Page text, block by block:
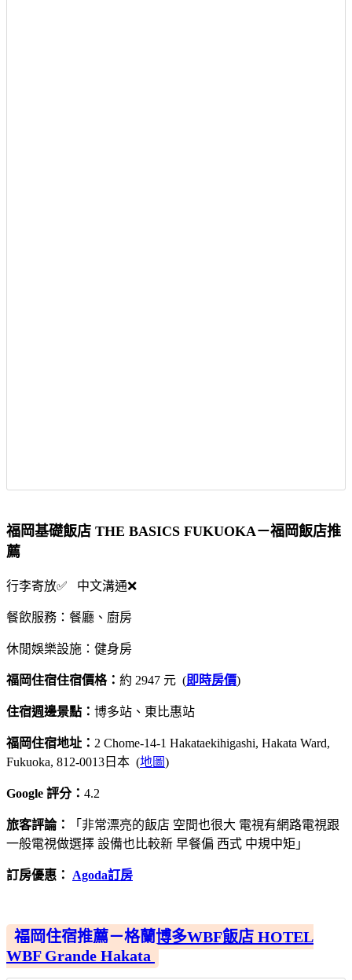
福岡基礎飯店 THE BASICS FUKUOKA－福岡飯店推
薦
行李寄放✅ 中文溝通❌
餐飲服務：餐廳、廚房
休閒娛樂設施：健身房
福岡住宿住宿價格： 約 2947 元 (即時房價)
住宿週邊景點： 博多站、東比惠站
福岡住宿地址： 2 Chome-14-1 Hakataekihigashi, Hakata Ward,
Fukuoka, 812-0013日本 (地圖)
Google 評分： 4.2
旅客評論：
「非常漂亮的飯店 空間也很大 電視有網路電視跟
一般電視做選擇 設備也比較新 早餐偏 西式 中規中矩」
訂房優惠： Agoda訂房
福岡住宿推薦－格蘭博多WBF飯店 HOTEL
WBF Grande Hakata